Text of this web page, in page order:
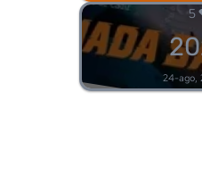
5
24-ago,